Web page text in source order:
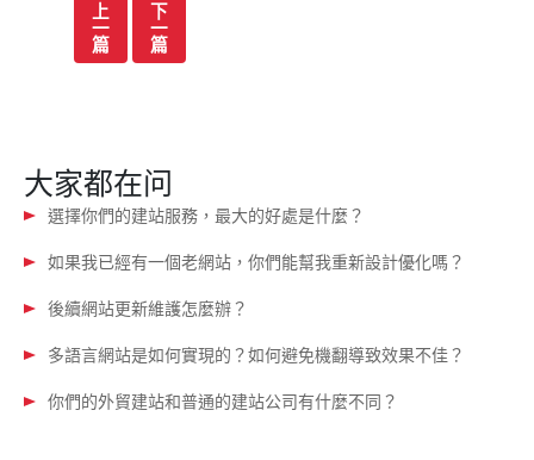
上
一
篇
下
一
篇
大家都在问
選擇你們的建站服務，最大的好處是什麼？
如果我已經有一個老網站，你們能幫我重新設計優化嗎？
後續網站更新維護怎麼辦？
多語言網站是如何實現的？如何避免機翻導致效果不佳？
你們的外貿建站和普通的建站公司有什麼不同？